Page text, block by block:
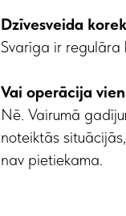
Dzīvesveida
Svarīga ir regulāra
Vai operācija
Nē. Vairumā
noteiktās
nav pietiekama.